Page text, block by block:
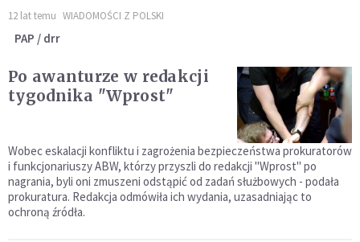
12 lat temu WIADOMOŚCI Z POLSKI
PAP / drr
Po awanturze w redakcji
tygodnika "Wprost"
Wobec eskalacji konfliktu i zagrożenia bezpieczeństwa prokuratorów
i funkcjonariuszy ABW, którzy przyszli do redakcji "Wprost" po
nagrania, byli oni zmuszeni odstąpić od zadań służbowych - podała
prokuratura. Redakcja odmówiła ich wydania, uzasadniając to
ochroną źródła.